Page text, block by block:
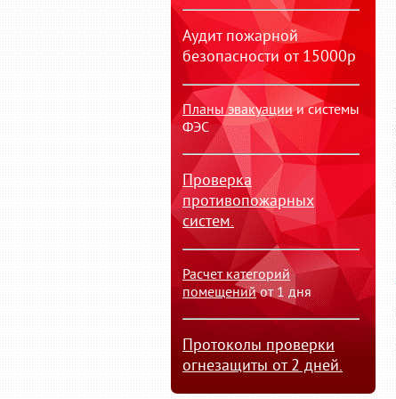
Аудит пожарной
безопасности от 15000р
Планы эвакуациии системы
ФЭС
Проверка
противопожарных
систем.
Расчет категорий
помещенийот 1 дня
Протоколы проверки
огнезащиты от 2 дней.